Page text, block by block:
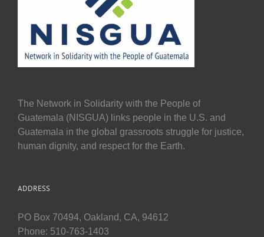
The Network in Solidarity with the People of
Guatemala (NISGUA) links people in the U.S. and
Guatemala in the global grassroots struggle for justice,
human dignity, and respect for the Earth.
ADDRESS
PO Box 70494, Oakland, CA, 94612
Phone: 510-763-1403